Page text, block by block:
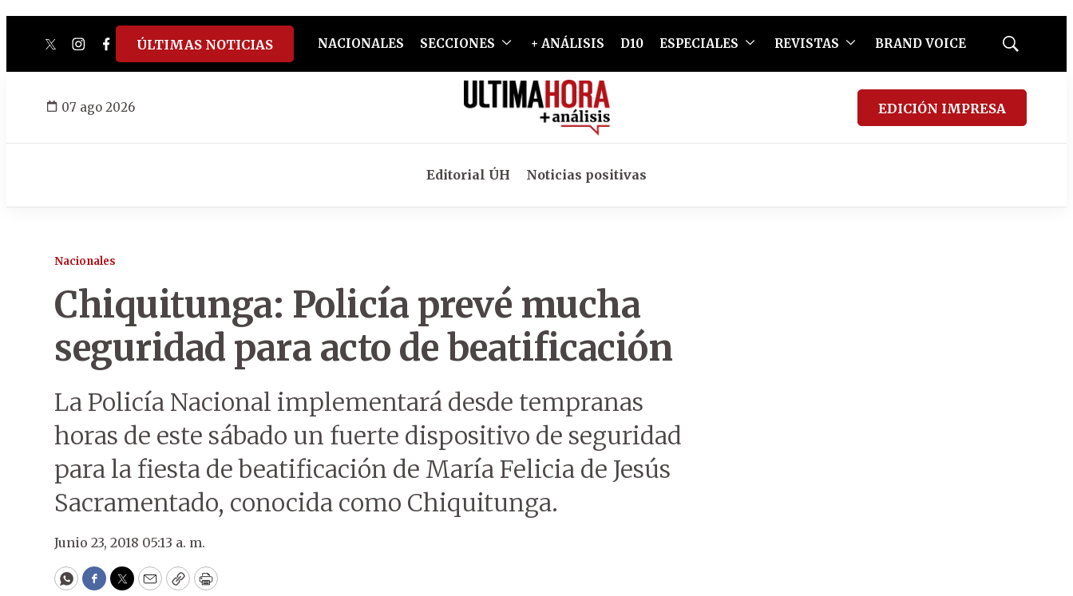
twitterinstagram
facebook
tiktokyoutube
spotify
ÚLTIMAS NOTICIAS NACIONALES SECCIONES + ANÁLISIS D10 ESPECIALES REVISTAS BRAND VOICE
Mostrar
07 ago 2026 EDICIÓN IMPRESA
Editorial ÚH Noticias positivas
Nacionales
Chiquitunga: Policía prevé mucha
seguridad para acto de beatificación
La Policía Nacional implementará desde tempranas
horas de este sábado un fuerte dispositivo de seguridad
para la fiesta de beatificación de María Felicia de Jesús
Sacramentado, conocida como Chiquitunga.
Junio 23, 2018 05:13 a. m.
WhatsApp
Facebook
Twitter
EmailCopyPrint